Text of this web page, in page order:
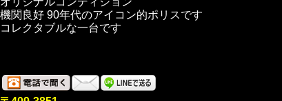
機関良好 90年代のアイコン的ポリスです
コレクタブルな一台です